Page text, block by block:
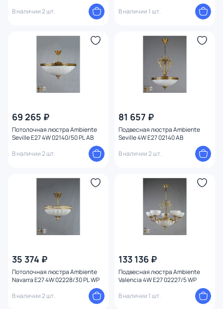
В наличии 2 шт.
В наличии 1 шт.
69 265 ₽
Потолочная люстра Ambiente
Seville E27 4W 02140/50 PL AB
В наличии 2 шт.
81 657 ₽
Подвесная люстра Ambiente
Seville 4W E27 02140 AB
В наличии 2 шт.
35 374 ₽
Потолочная люстра Ambiente
Navarra E27 4W 02228/30 PL WP
В наличии 2 шт.
133 136 ₽
Подвесная люстра Ambiente
Valencia 4W E27 02227/5 WP
В наличии 1 шт.